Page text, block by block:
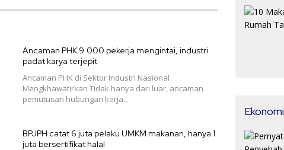
Ancaman PHK 9.000 pekerja mengintai, industri
padat karya terjepit
Ancaman PHK di Sektor Industri Nasional
Mengkhawatirkan Tidak hanya dari luar, ancaman
pemutusan hubungan kerja…
BPJPH catat 6 juta pelaku UMKM makanan, hanya 1
juta bersertifikat halal
Ekonomi